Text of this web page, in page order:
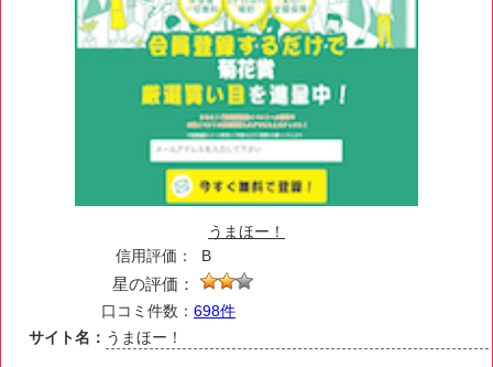
うまほー！
信用評価：
B
星の評価：
口コミ件数： 698件
サイト名： うまほー！